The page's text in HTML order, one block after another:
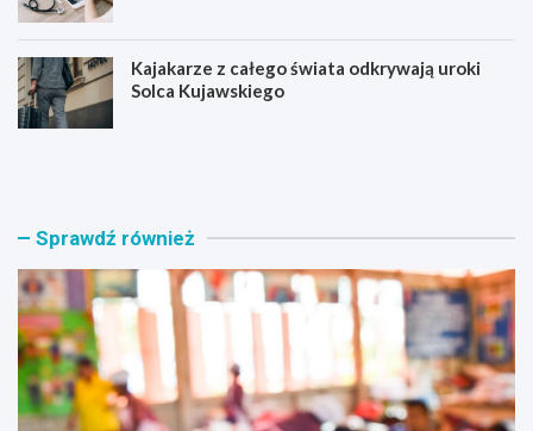
Kajakarze z całego świata odkrywają uroki
Solca Kujawskiego
E
c
j
n
a
r
e
w
o
Z
s
a
m
y
n
a
a
k
Sprawdź również